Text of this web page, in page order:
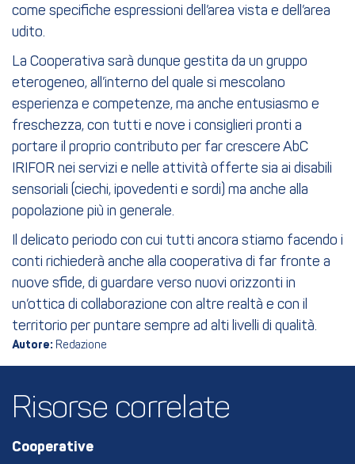
come specifiche espressioni dell’area vista e dell’area
udito.
La Cooperativa sarà dunque gestita da un gruppo
eterogeneo, all’interno del quale si mescolano
esperienza e competenze, ma anche entusiasmo e
freschezza, con tutti e nove i consiglieri pronti a
portare il proprio contributo per far crescere AbC
IRIFOR nei servizi e nelle attività offerte sia ai disabili
sensoriali (ciechi, ipovedenti e sordi) ma anche alla
popolazione più in generale.
Il delicato periodo con cui tutti ancora stiamo facendo i
conti richiederà anche alla cooperativa di far fronte a
nuove sfide, di guardare verso nuovi orizzonti in
un’ottica di collaborazione con altre realtà e con il
territorio per puntare sempre ad alti livelli di qualità.
Autore: Redazione
Risorse correlate
Cooperative